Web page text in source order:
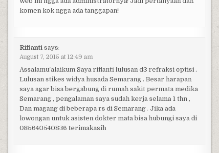
komen kok ngga ada tanggapan!
Rifianti says:
August 7, 2015 at 12:49 am
Assalamu’alaikum Saya rifianti lulusan d3 refraksi optisi .
Lulusan stikes widya husada Semarang . Besar harapan
saya agar bisa bergabung di rumah sakit permata medika
Semarang , pengalaman saya sudah kerja selama 1 thn ,
Dan magang di beberapa rs di Semarang . Jika ada
lowongan untuk asisten dokter mata bisa hubungi saya di
085640540836 terimakasih